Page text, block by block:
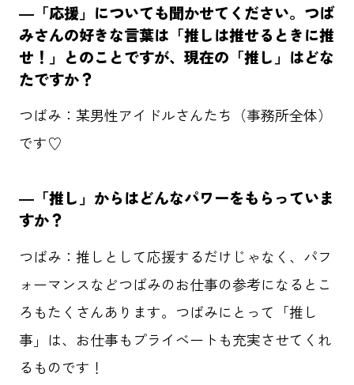
HOME
ABOUT
タグ一覧
ダイバーシティ クリエイター
東京六大学野球
先進テクノロジー
―「応援」についても聞かせてください。つば
みさんの好きな言葉は「推しは推せるときに推
せ！」とのことですが、現在の「推し」はどな
たですか？
つばみ：某男性アイドルさんたち（事務所全体）
です♡
―「推し」からはどんなパワーをもらっていま
すか？
つばみ：推しとして応援するだけじゃなく、パフ
ォーマンスなどつばみのお仕事の参考になるとこ
ろもたくさんあります。つばみにとって「推し
事」は、お仕事もプライベートも充実させてくれ
るものです！